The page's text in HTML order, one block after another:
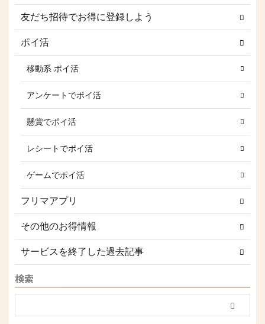
友だち招待でお得に登録しよう
ポイ活
移動系 ポイ活
アンケートでポイ活
懸賞でポイ活
レシートでポイ活
ゲームでポイ活
フリマアプリ
その他のお得情報
サービスを終了した過去記事
検索